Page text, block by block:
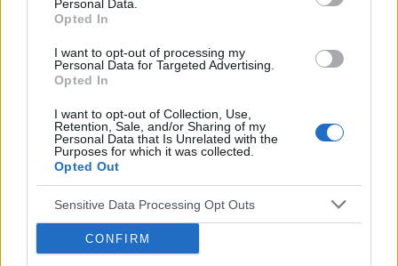
Personal Data.
Opted In
I want to opt-out of processing my
Personal Data for Targeted Advertising.
Opted In
I want to opt-out of Collection, Use,
Retention, Sale, and/or Sharing of my
Personal Data that Is Unrelated with the
Purposes for which it was collected.
Opted Out
Sensitive Data Processing Opt Outs
CONFIRM